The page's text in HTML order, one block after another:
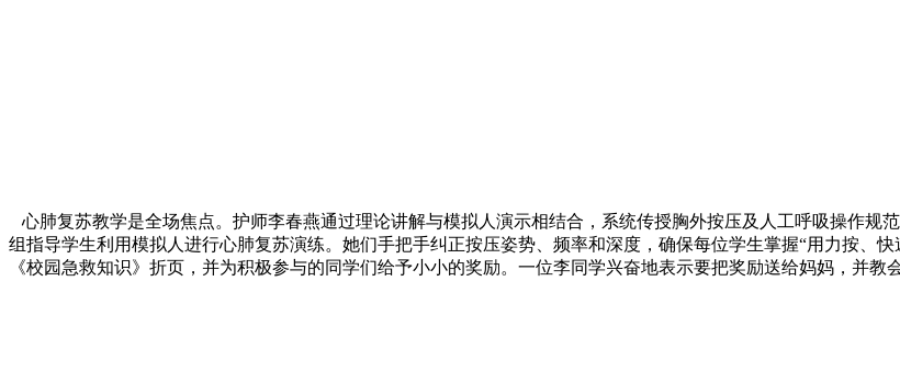
心肺复苏教学是全场焦点。护师李春燕通过理论讲解与模拟人演示相结合，系统传授胸外按压及人工呼吸操作规
组指导学生利用模拟人进行心肺复苏演练。她们手把手纠正按压姿势、频率和深度，确保每位学生掌握“用力按、
《校园急救知识》折页，并为积极参与的同学们给予小小的奖励。一位李同学兴奋地表示要把奖励送给妈妈，并教